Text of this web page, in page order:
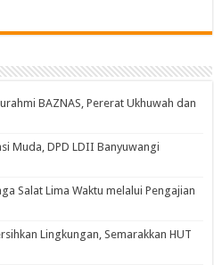
BAZNAS, Pererat Ukhuwah dan
Muda, DPD LDII Banyuwangi
Salat Lima Waktu melalui Pengajian
Lingkungan, Semarakkan HUT